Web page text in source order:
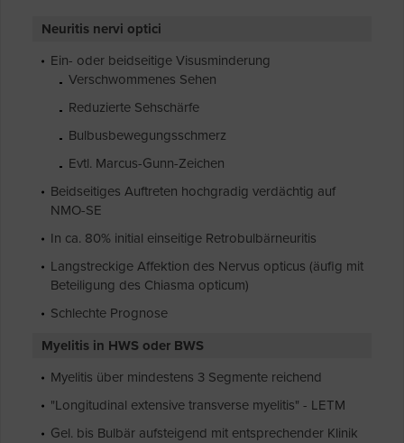
Neuritis nervi optici
Ein- oder beidseitige Visusminderung
Verschwommenes Sehen
Reduzierte Sehschärfe
Bulbusbewegungsschmerz
Evtl. Marcus-Gunn-Zeichen
Beidseitiges Auftreten hochgradig verdächtig auf
NMO-SE
In ca. 80% initial einseitige Retrobulbärneuritis
Langstreckige Affektion des Nervus opticus (äufig mit
Beteiligung des Chiasma opticum)
Schlechte Prognose
Myelitis in HWS oder BWS
Myelitis über mindestens 3 Segmente reichend
"Longitudinal extensive transverse myelitis" - LETM
Gel. bis Bulbär aufsteigend mit entsprechender Klinik